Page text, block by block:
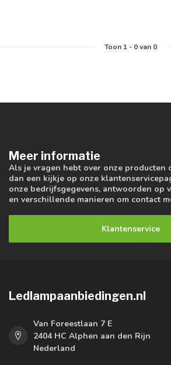
Toon 1- 0van 0
Meer informatie
Als je vragen hebt over onze producten
dan een kijkje op onze
onze bedrijfsgegevens, antwoorden op
en verschillende manieren om contact
Klantenservice
Ledlampaanbiedingen.nl
Van Foreestlaan 7 E
2404 HC Alphen aan den Rijn
Nederland